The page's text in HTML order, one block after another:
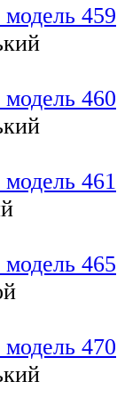
459
460
461
465
470